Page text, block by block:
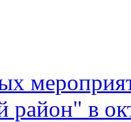
в